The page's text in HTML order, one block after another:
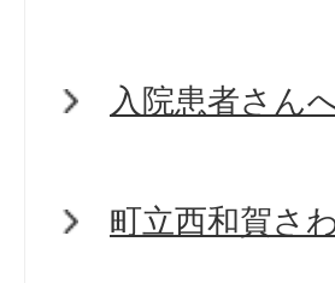
入院患者さん
町立西和賀さ